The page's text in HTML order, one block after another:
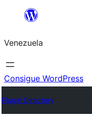
Saltar
contenido
Venezuela
Consigue WordPress
Plugin Directory